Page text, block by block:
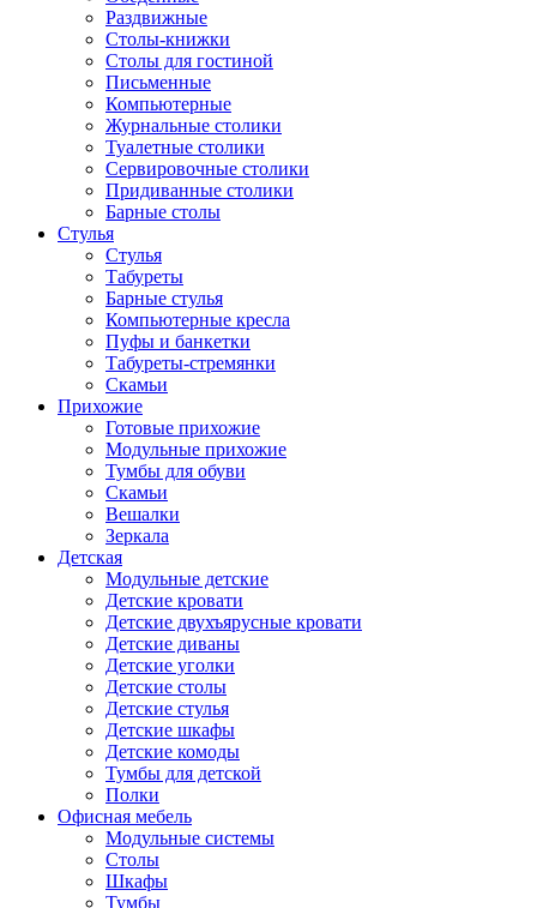
Раздвижные
Столы-книжки
Столы для гостиной
Письменные
Компьютерные
Журнальные столики
Туалетные столики
Сервировочные столики
Придиванные столики
Барные столы
Стулья
Стулья
Табуреты
Барные стулья
Компьютерные кресла
Пуфы и банкетки
Табуреты-стремянки
Скамьи
Прихожие
Готовые прихожие
Модульные прихожие
Тумбы для обуви
Скамьи
Вешалки
Зеркала
Детская
Модульные детские
Детские кровати
Детские двухъярусные кровати
Детские диваны
Детские уголки
Детские столы
Детские стулья
Детские шкафы
Детские комоды
Тумбы для детской
Полки
Офисная мебель
Модульные системы
Столы
Шкафы
Тумбы